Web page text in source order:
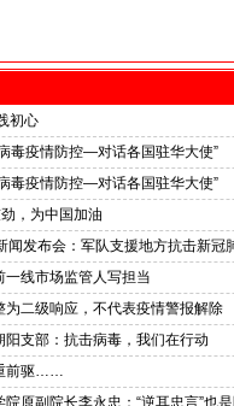
初心
毒疫情防控—对话各国驻华大使”
纳•哈什米阁下:
朋友
毒疫情防控—对话各国驻华大使”
阁下: 我亲眼所见--中国是世界上最
，为中国加油
闻发布会：军队支援地方抗击新冠
一线市场监管人写担当
为二级响应，不代表疫情警报解除
支部：抗击病毒，我们在行动
前驱……
原副院长李永忠：“逆耳忠言”也